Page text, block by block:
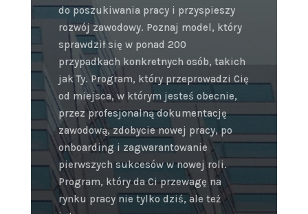
do poszukiwania pracy i przyspieszy
rozwój zawodowy. Poznaj model, który
sprawdził się w ponad 200
przypadkach konkretnych osób, takich
jak Ty. Program, który przeprowadzi Cię
od miejsca, w którym jesteś obecnie,
przez profesjonalną dokumentację
zawodową, zdobycie nowej pracy, po
onboarding i zagwarantowanie
pierwszych sukcesów w nowej roli.
Program, który da Ci przewagę na
rynku pracy nie tylko dziś, ale też